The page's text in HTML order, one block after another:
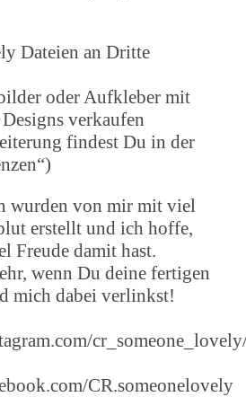
Dateien an Dritte
oder Aufkleber mit
verkaufen
findest Du in der
wurden von mir mit viel
erstellt und ich hoffe,
Freude damit hast.
wenn Du deine fertigen
mich dabei verlinkst!
CR.someonelovely